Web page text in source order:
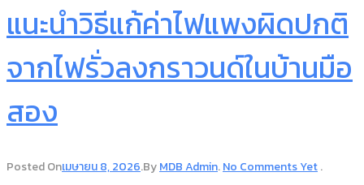
แนะนำวิธีแก้ค่าไฟแพงผิดปกติ
จากไฟรั่วลงกราวนด์ในบ้านมือ
สอง
Posted Onเมษายน 8, 2026.ByMDB Admin.No Comments Yet.